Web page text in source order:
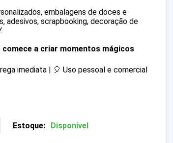
embalagens de doces e
adesivos, scrapbooking, decoração de
comece a criar momentos mágicos
imediata | 🎈 Uso pessoal e comercial
Estoque: Disponível